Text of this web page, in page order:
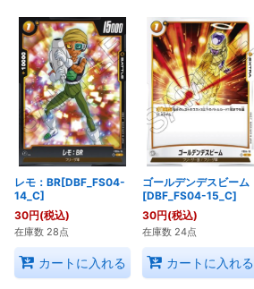
レモ：BR[DBF_FS04-
14_C]
30円(税込)
在庫数 28点
カートに入れる
ゴールデンデスビーム
[DBF_FS04-15_C]
30円(税込)
在庫数 24点
カートに入れる